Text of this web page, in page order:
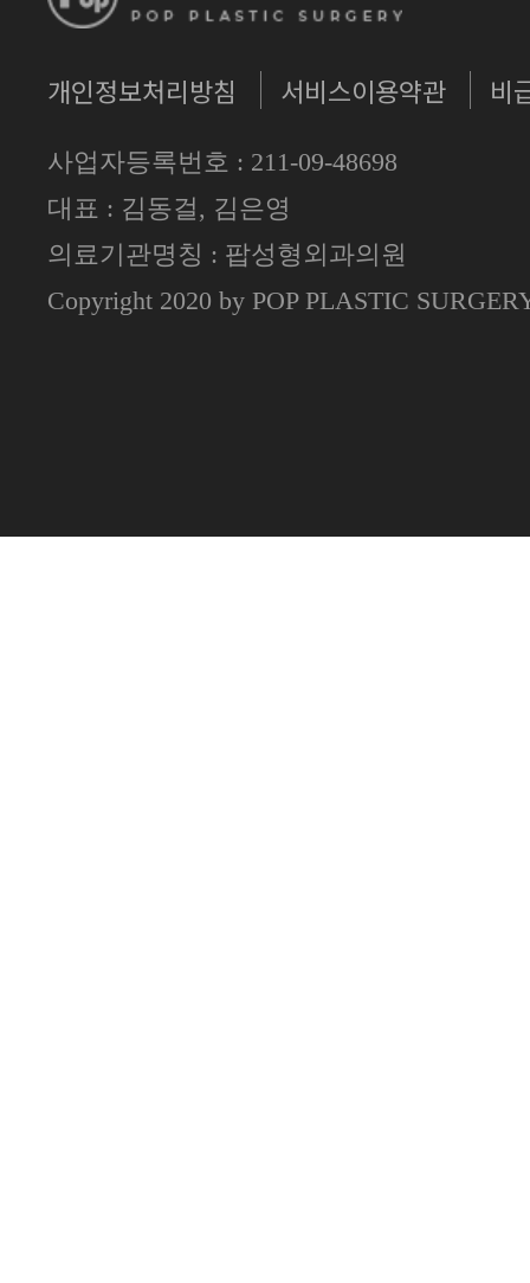
개인정보처리방침 서비스이용약관 비
사업자등록번호 : 211-09-48698
대표 : 김동걸, 김은영
의료기관명칭 : 팝성형외과의원
Copyright 2020 by POP PLASTIC